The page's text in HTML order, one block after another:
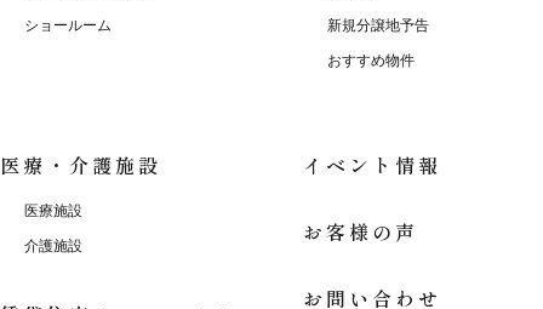
ショールーム 新規分譲地予告
おすすめ物件
医療・介護施設
医療施設
介護施設
イベント情報
お客様の声
お問い合わせ